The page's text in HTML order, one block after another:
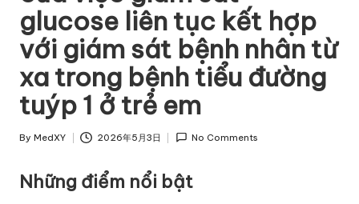
glucose liên tục kết hợp
với giám sát bệnh nhân từ
xa trong bệnh tiểu đường
tuýp 1 ở trẻ em
Posted
By MedXY 2026年5月3日 No Comments
Những điểm nổi bật